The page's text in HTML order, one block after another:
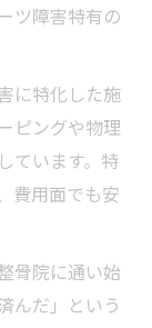
ツ障害特有の
に特化した施
ピングや物理
ています。特
費用面でも安
骨院に通い始
んだ」という